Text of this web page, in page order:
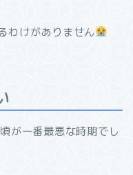
わけがありません
が一番最悪な時期でし